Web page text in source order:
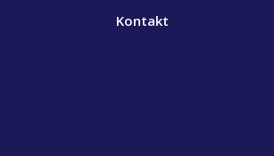
Kontakt